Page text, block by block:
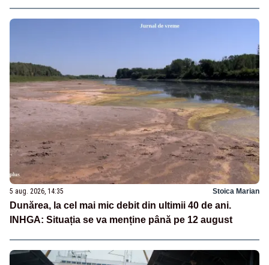
5 aug. 2026, 14:35 Stoica Marian
Dunărea, la cel mai mic debit din ultimii 40 de ani.
INHGA: Situația se va menține până pe 12 august